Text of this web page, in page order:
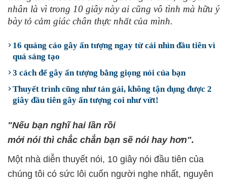
nhân là vì trong 10 giây này ai cũng vô tình mà hữu ý
bày tỏ cảm giác chân thực nhất của mình.
16 quảng cáo gây ấn tượng ngay từ cái nhìn đầu tiên vì
quá sáng tạo
3 cách để gây ấn tượng bằng giọng nói của bạn
Thuyết trình cũng như tán gái, không tận dụng được 2
giây đầu tiên gây ấn tượng coi như vứt!
"Nếu bạn nghĩ hailần rồi
mới nói thì chắc chắn bạn sẽ nóihay hơn".
Một nhà diễn thuyết nói, 10 giây nói đầu tiên của
chúng tôi có sức lôi cuốn người nghe nhất, nguyên